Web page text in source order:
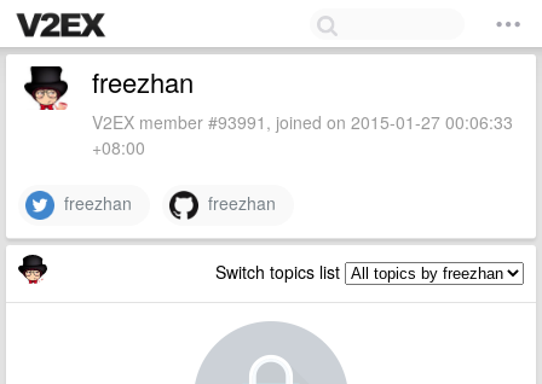
freezhan
V2EX member #93991, joined on 2015-01-27 00:06:33
+08:00
freezhan freezhan
Switch topics list